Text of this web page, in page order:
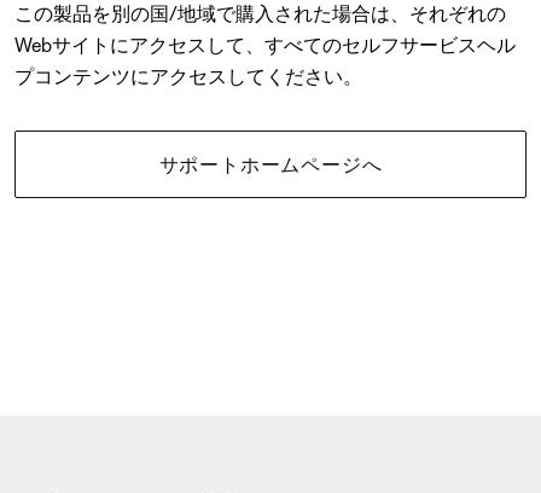
この製品を別の国/地域で購入された場合は、それぞれの
Webサイトにアクセスして、すべてのセルフサービスヘル
プコンテンツにアクセスしてください。
サポートホームページへ